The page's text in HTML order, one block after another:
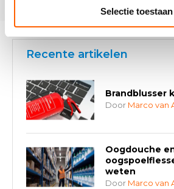
Selectie toestaan
Recente artikelen
Brandblusser
Door Marco van
Oogdouche
weten
Door Marco van